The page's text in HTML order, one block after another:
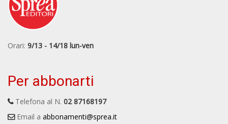
Orari: 9/13 - 14/18 lun-ven
Per abbonarti
Telefona al N. 02 87168197
Email a abbonamenti@sprea.it